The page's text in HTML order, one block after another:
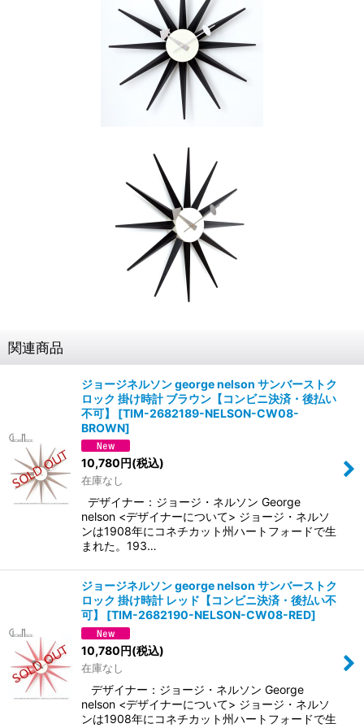
関連商品
ジョージネルソン george nelson サンバーストク
ロック 掛け時計 ブラウン【コンビニ決済・後払い
不可】
[TIM-2682189-NELSON-CW08-
BROWN]
10,780円(税込)
在庫なし
デザイナー：ジョージ・ネルソン George
nelson <デザイナーについて> ジョージ・ネルソ
ンは1908年にコネチカット州ハートフォードで生
まれた。193…
ジョージネルソン george nelson サンバーストク
ロック 掛け時計 レッド【コンビニ決済・後払い不
可】
[TIM-2682190-NELSON-CW08-RED]
10,780円(税込)
在庫なし
デザイナー：ジョージ・ネルソン George
nelson <デザイナーについて> ジョージ・ネルソ
ンは1908年にコネチカット州ハートフォードで生